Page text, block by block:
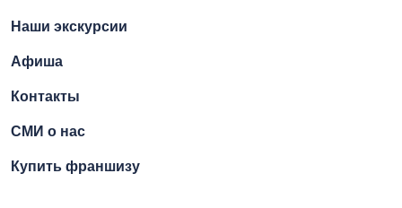
Наши экскурсии
Афиша
Контакты
СМИ о нас
Купить франшизу